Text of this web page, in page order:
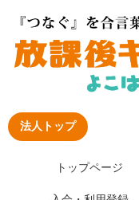
法人トップ
トップページ